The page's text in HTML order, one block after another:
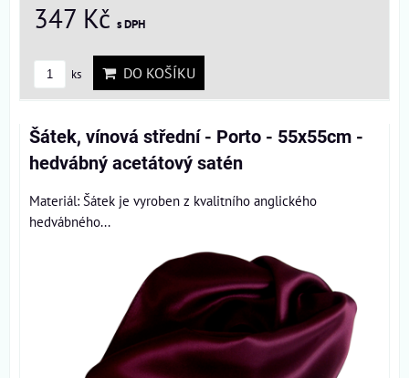
347 Kč s DPH
ks DO KOŠÍKU
Šátek, vínová střední - Porto - 55x55cm -
hedvábný acetátový satén
Materiál: Šátek je vyroben z kvalitního anglického
hedvábného...